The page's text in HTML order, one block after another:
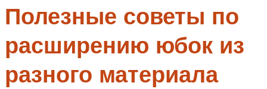
Полезные советы по
расширению юбок из
разного материала